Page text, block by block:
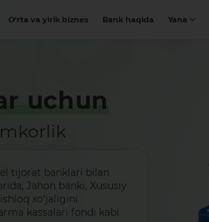
O‘rta va yirik biznes Bank haqida Yana
uchun
tijorat banklari bilan
Jahon banki, Xususiy
xo‘jaligini
kassalari fondi kabi